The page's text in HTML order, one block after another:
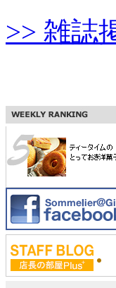
>> 雑誌